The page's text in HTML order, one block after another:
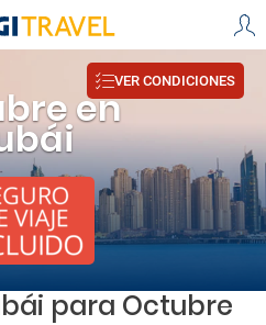
en
VER CONDICIONES
para Octubre